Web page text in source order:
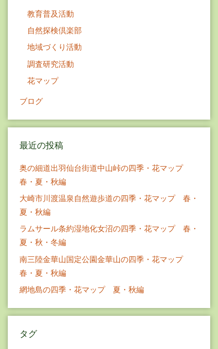
教育普及活動
自然探検倶楽部
地域づくり活動
調査研究活動
花マップ
ブログ
最近の投稿
奥の細道出羽仙台街道中山峠の四季・花マップ
春・夏・秋編
大崎市川渡温泉自然遊歩道の四季・花マップ 春・
夏・秋編
ラムサール条約湿地化女沼の四季・花マップ 春・
夏・秋・冬編
南三陸金華山国定公園金華山の四季・花マップ
春・夏・秋編
網地島の四季・花マップ 夏・秋編
タグ